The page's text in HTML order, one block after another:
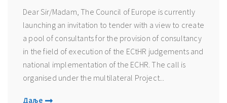
Dear Sir/Madam, The Council of Europe is currently
launching an invitation to tender with a view to create
a pool of consultants for the provision of consultancy
in the field of execution of the ECtHR judgements and
national implementation of the ECHR. The call is
organised under the multilateral Project...
Даље